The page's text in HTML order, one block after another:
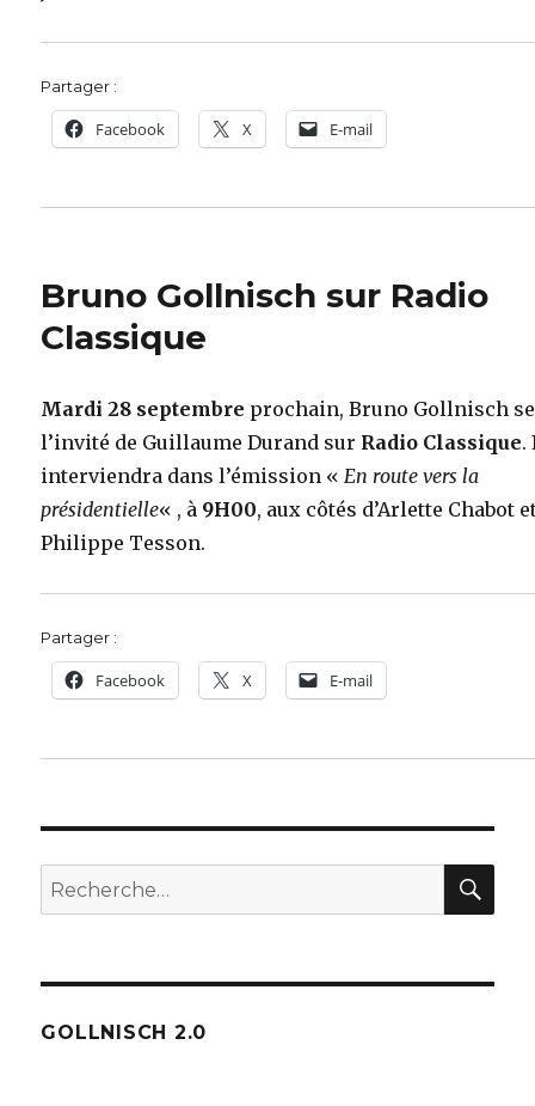
Partager :
Facebook X E-mail
Bruno Gollnisch sur Radio
Classique
Mardi 28 septembre prochain, Bruno Gollnisch
l’invité de Guillaume Durand sur Radio Classique.
interviendra dans l’émission «En route vers la
présidentielle« , à 9H00, aux côtés d’Arlette Chabot
Philippe Tesson.
Partager :
Facebook X E-mail
Recherche
pour :
GOLLNISCH 2.0